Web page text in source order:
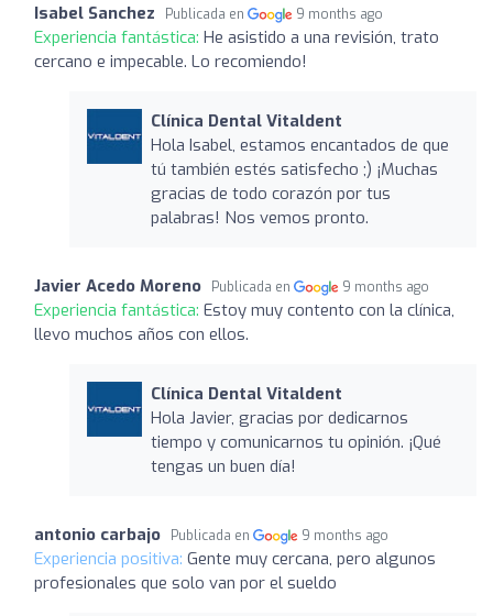
Isabel Sanchez Publicada en 9 months ago
Experiencia fantástica: He asistido a una revisión, trato
cercano e impecable. Lo recomiendo!
Clínica Dental Vitaldent
Hola Isabel, estamos encantados de que
tú también estés satisfecho ;) ¡Muchas
gracias de todo corazón por tus
palabras! Nos vemos pronto.
Javier Acedo Moreno Publicada en 9 months ago
Experiencia fantástica: Estoy muy contento con la clínica,
llevo muchos años con ellos.
Clínica Dental Vitaldent
Hola Javier, gracias por dedicarnos
tiempo y comunicarnos tu opinión. ¡Qué
tengas un buen día!
antonio carbajo Publicada en 9 months ago
Experiencia positiva: Gente muy cercana, pero algunos
profesionales que solo van por el sueldo